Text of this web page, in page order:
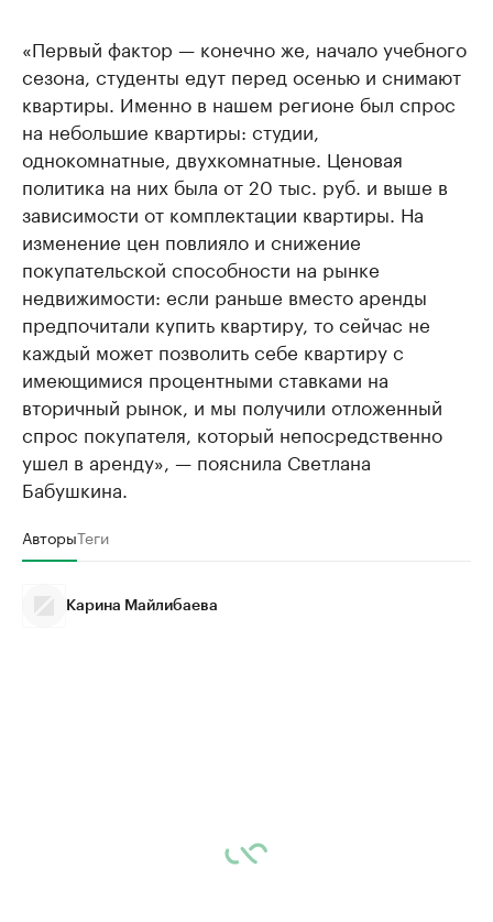
«Первый фактор — конечно же, начало учебного
сезона, студенты едут перед осенью и снимают
квартиры. Именно в нашем регионе был спрос
на небольшие квартиры: студии,
однокомнатные, двухкомнатные. Ценовая
политика на них была от 20 тыс. руб. и выше в
зависимости от комплектации квартиры. На
изменение цен повлияло и снижение
покупательской способности на рынке
недвижимости: если раньше вместо аренды
предпочитали купить квартиру, то сейчас не
каждый может позволить себе квартиру с
имеющимися процентными ставками на
вторичный рынок, и мы получили отложенный
спрос покупателя, который непосредственно
ушел в аренду», — пояснила Светлана
Бабушкина.
АвторыТеги
Карина Майлибаева